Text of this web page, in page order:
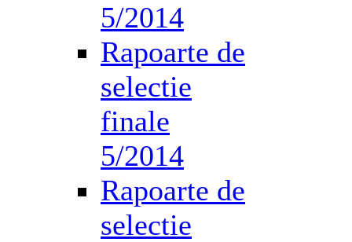
5/2014
Rapoarte de
selectie
finale
5/2014
Rapoarte de
selectie